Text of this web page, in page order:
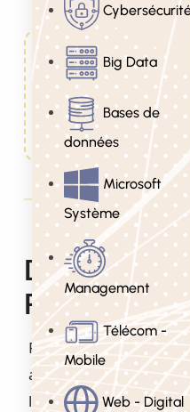
Big Data
Bases de
données
Microsoft
Système
Management
Télécom -
Mobile
Web - Digital
4 Jours
Description
Power
Plate-forme low-code
applications métier
limitant les efforts de